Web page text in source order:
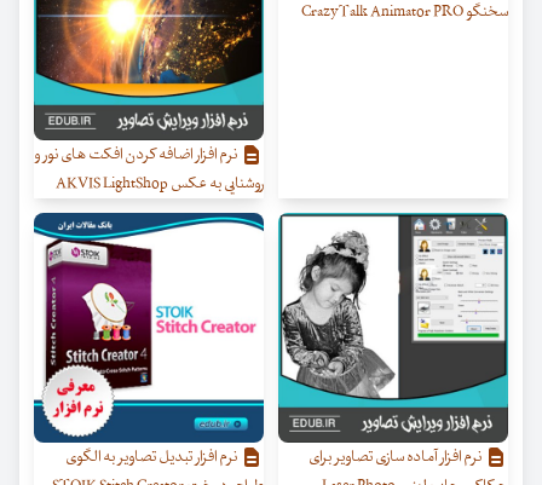
سخنگو CrazyTalk Animator PRO
نرم افزار اضافه کردن افکت های نور و
روشنایی به عکس AKVIS LightShop
نرم افزار آماده سازی تصاویر برای
نرم افزار تبدیل تصاویر به الگوی